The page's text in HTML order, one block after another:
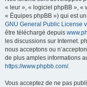
« leur », « logiciel phpBB », «
« Équipes phpBB ») qui est
GNU General Public License
être téléchargé depuis
les discussions sur Internet.
nous acceptons ou
de plus amples informations
https://www.phpbb.com/.
Vous acceptez de ne pas